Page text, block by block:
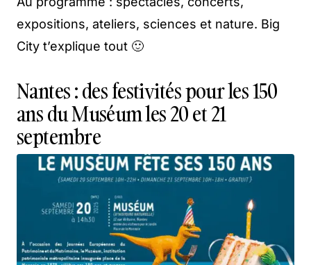
expositions, ateliers, sciences et nature. Big
City t’explique tout 🙂
Nantes : des festivités pour les 150
ans du Muséum les 20 et 21
septembre